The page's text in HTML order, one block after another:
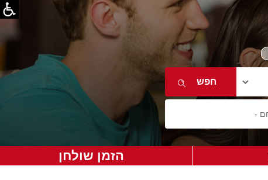
הזמן שולחן